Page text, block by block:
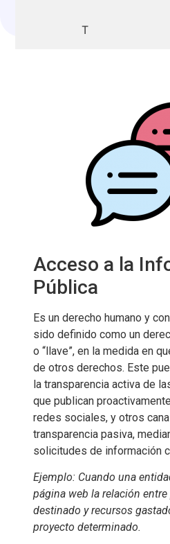
T
Acceso a la
Pública
Es un derecho humano y
sido definido como un
o “llave”, en la medida en
de otros derechos. Este
la transparencia activa de
que publican
redes sociales, y otros
transparencia pasiva,
solicitudes de información
Ejemplo: Cuando una
página web la relación
destinado y recursos
proyecto determinado.